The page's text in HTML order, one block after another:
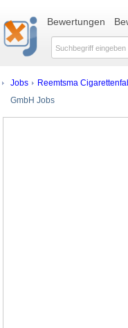
Bewertungen
Jobs Reemtsma
GmbH Jobs